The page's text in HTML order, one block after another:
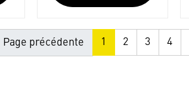
Page précédente 1 2 3 4